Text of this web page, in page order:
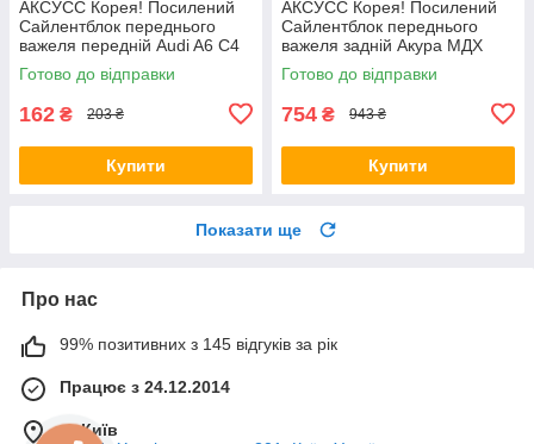
АКСУСС Корея! Посилений
Сайлентблок переднього
важеля передній Audi A6 C4
C5 (1994-). Верхній. 35379 ,
JBU138 , TD1062W
Готово до відправки
162 ₴ 203 ₴
Купити
АКСУСС Корея! Посилений
Сайлентблок переднього
важеля задній Акура МДХ
(2004-). Нижній. HAB-PLB
Готово до відправки
754 ₴ 943 ₴
Купити
Показати ще
Про нас
99% позитивних з 145 відгуків за рік
Працює з 24.12.2014
м. Київ